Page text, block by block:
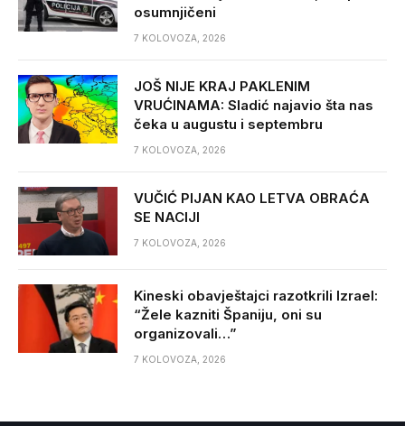
osumnjičeni
7 KOLOVOZA, 2026
JOŠ NIJE KRAJ PAKLENIM
VRUĆINAMA: Sladić najavio šta nas
čeka u augustu i septembru
7 KOLOVOZA, 2026
VUČIĆ PIJAN KAO LETVA OBRAĆA
SE NACIJI
7 KOLOVOZA, 2026
Kineski obavještajci razotkrili Izrael:
“Žele kazniti Španiju, oni su
organizovali…”
7 KOLOVOZA, 2026